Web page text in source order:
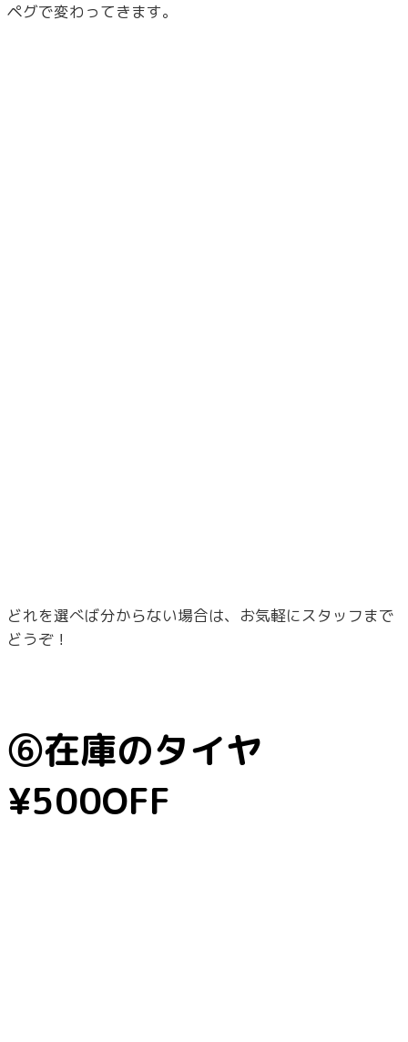
ペグで変わってきます。
どれを選べば分からない場合は、お気軽にスタッフまで
どうぞ！
⑥在庫のタイヤ
¥500OFF